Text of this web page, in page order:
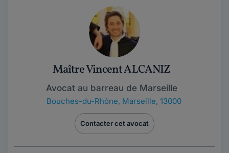
Maître Vincent ALCANIZ
Avocat au barreau de Marseille
Bouches-du-Rhône, Marseille, 13000
Contacter cet avocat